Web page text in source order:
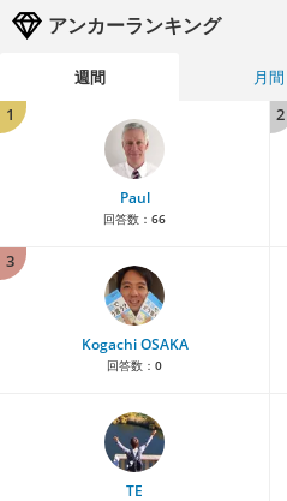
アンカーランキング
週間 月間
1
Paul
回答数： 66
2
3
Kogachi OSAKA
回答数： 0
TE